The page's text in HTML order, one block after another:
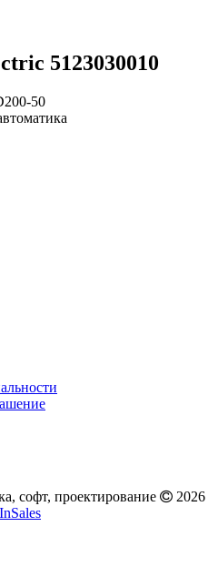
5123030010
50
софт, проектирование
2026
InSales